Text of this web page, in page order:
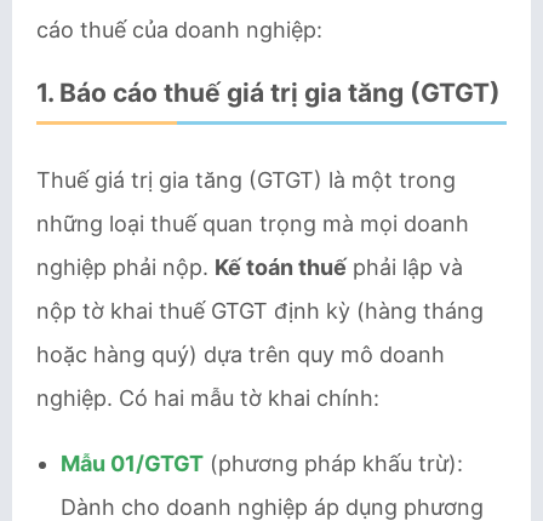
cáo thuế của doanh nghiệp:
1. Báo cáo thuế giá trị gia tăng (GTGT)
Thuế giá trị gia tăng (GTGT) là một trong
những loại thuế quan trọng mà mọi doanh
nghiệp phải nộp. Kế toán thuế phải lập và
nộp tờ khai thuế GTGT định kỳ (hàng tháng
hoặc hàng quý) dựa trên quy mô doanh
nghiệp. Có hai mẫu tờ khai chính:
Mẫu 01/GTGT (phương pháp khấu trừ):
Dành cho doanh nghiệp áp dụng phương